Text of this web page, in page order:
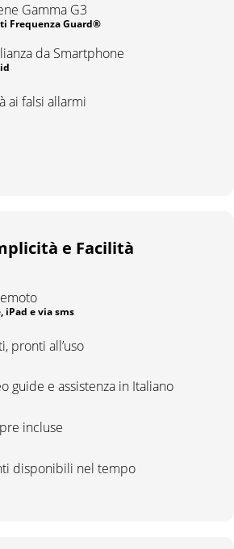
Gamma G3
Frequenza Guard®
da Smartphone
ai falsi allarmi
e Facilità
iPad e via sms
pronti all’uso
guide e assistenza in Italiano
incluse
disponibili nel tempo